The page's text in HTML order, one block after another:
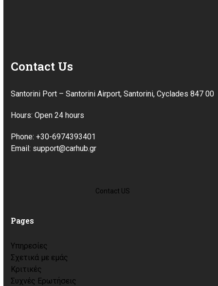
Contact Us
Santorini Port – Santorini Airport, Santorini, Cyclades 847 00
Hours: Open 24 hours
Phone: +30-6974393401
Email: support@carhub.gr
Contact US
Pages
Υπηρεσίες
Σχετικά με εμάς
Κριτικές
Συχνές Ερωτήσεις